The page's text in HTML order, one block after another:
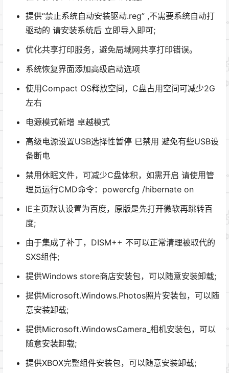
提供“禁止系统自动安装驱动.reg” ,不需要系统自动打
驱动的 请安装系统后 立即导入即可;
优化共享打印服务，避免局域网共享打印错误。
系统恢复界面添加高级启动选项
使用Compact OS释放空间，C盘占用空间可减少2G
左右
电源模式新增 卓越模式
高级电源设置USB选择性暂停 已禁用 避免有些USB设
备断电
禁用休眠文件，可减少C盘体积，如需开启 请使用管
理员运行CMD命令：powercfg /hibernate on
IE主页默认设置为百度，原版是先打开微软再跳转百
度;
由于集成了补丁，DISM++ 不可以正常清理被取代的
SXS组件;
提供Windows store商店安装包，可以随意安装卸载;
提供Microsoft.Windows.Photos照片安装包，可以随
意安装卸载;
提供Microsoft.WindowsCamera_相机安装包，可以
随意安装卸载;
提供XBOX完整组件安装包，可以随意安装卸载;